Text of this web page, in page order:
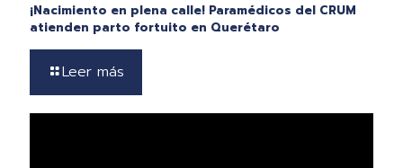
¡Nacimiento en plena calle! Paramédicos del CRUM
atienden parto fortuito en Querétaro
Leer más